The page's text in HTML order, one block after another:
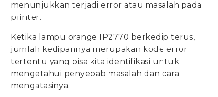
menunjukkan terjadi error atau masalah pada
printer.
Ketika lampu orange IP2770 berkedip terus,
jumlah kedipannya merupakan kode error
tertentu yang bisa kita identifikasi untuk
mengetahui penyebab masalah dan cara
mengatasinya.